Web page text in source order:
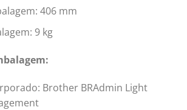
406 mm
9 kg
Brother BRAdmin Light